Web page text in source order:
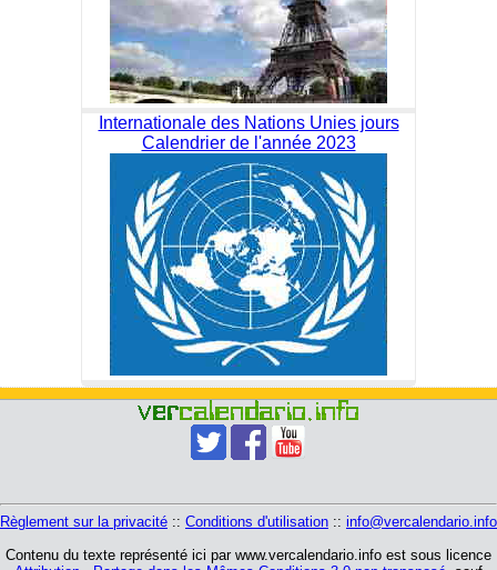
Internationale des Nations Unies jours
Calendrier de l'année 2023
Règlement sur la privacité :: Conditions d'utilisation :: info@vercalendario.info
Contenu du texte représenté ici par www.vercalendario.info est sous licence